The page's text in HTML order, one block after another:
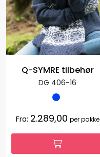
Q-SYMRE tilbehør
DG 406-16
Fra: 2.289,00 per pakke